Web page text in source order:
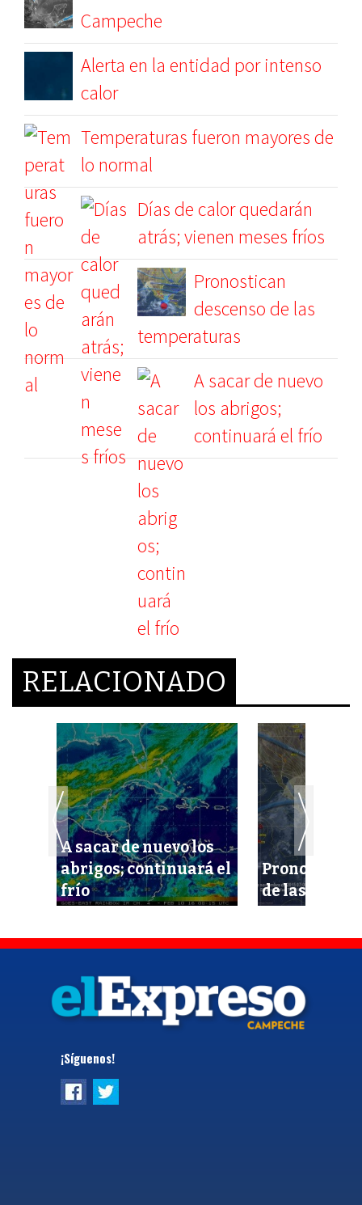
Campeche
Alerta en la entidad por intenso
calor
Temperaturas fueron mayores de
lo normal
Días de calor quedarán
atrás; vienen meses fríos
Pronostican
descenso de las
temperaturas
A sacar de nuevo
los abrigos;
continuará el frío
RELACIONADO
A sacar de nuevo los
abrigos; continuará el
frío
Pronostican
de las
¡Síguenos!